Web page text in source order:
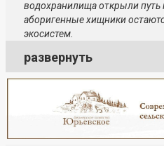
водохранилища открыли
аборигенные хищники
экосистем.
развернуть